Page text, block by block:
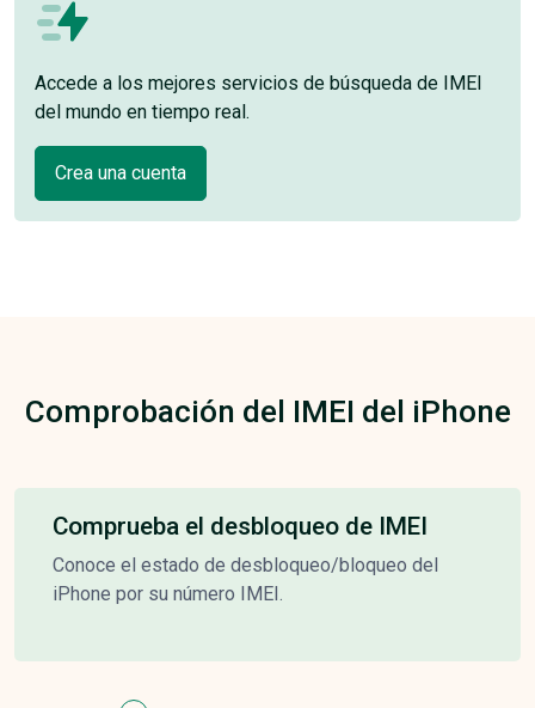
Accede a los mejores servicios de búsqueda de IMEI
del mundo en tiempo real.
Crea una cuenta
Comprobación del IMEI del iPhone
Comprueba el desbloqueo de IMEI
Conoce el estado de desbloqueo/bloqueo del
iPhone por su número IMEI.